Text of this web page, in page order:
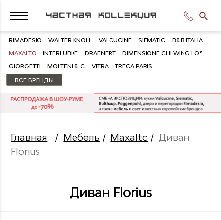
RIMADESIO WALTER KNOLL VALCUCINE SIEMATIC B&B ITALIA
MAXALTO INTERLUBKE DRAENERT DIMENSIONE CHI WING LO®
GIORGETTI MOLTENI & C VITRA TRECA PARIS
ВСЕ БРЕНДЫ
Главная / Мебель / Maxalto / Диван
Florius
Диван Florius